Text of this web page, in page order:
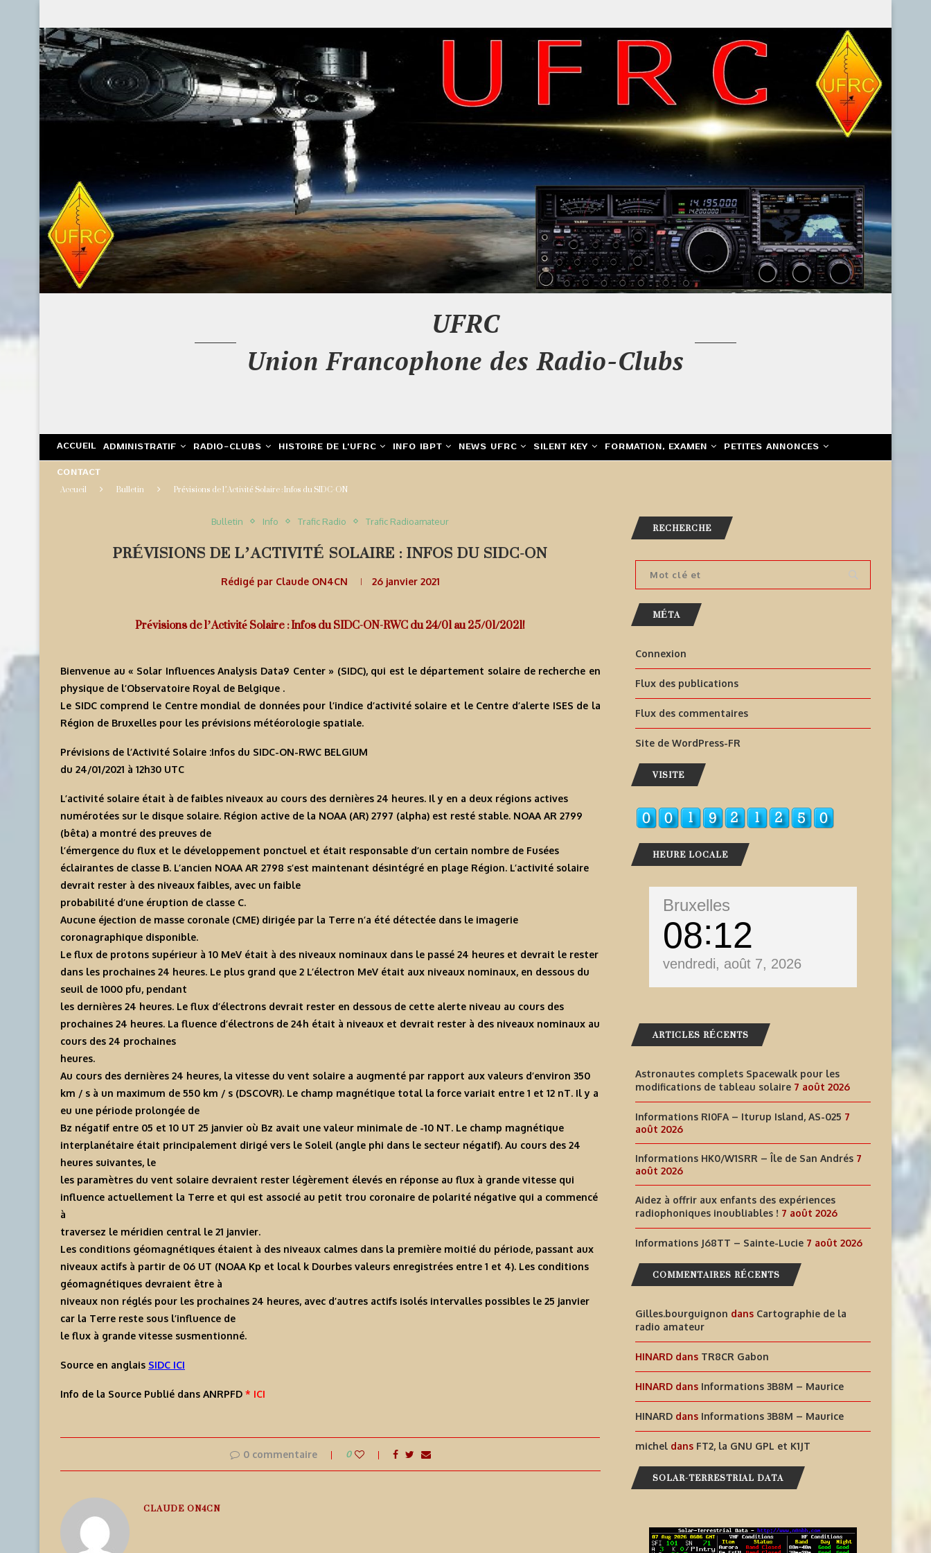
UFRC
Union Francophone des Radio-Clubs
ACCUEIL ADMINISTRATIF RADIO-CLUBS HISTOIRE DE L’UFRC INFO IBPT NEWS UFRC SILENT KEY FORMATION, EXAMEN PETITES ANNONCES
CONTACT
Accueil Bulletin Prévisions de l’Activité Solaire : Infos du SIDC-ON
Bulletin Info Trafic Radio Trafic Radioamateur
PRÉVISIONS DE L’ACTIVITÉ SOLAIRE : INFOS DU SIDC-ON
Rédigé par Claude ON4CN 26 janvier 2021
Prévisions de l’Activité Solaire : Infos du SIDC-ON-RWC du 24/01 au 25/01/2021!
Bienvenue au « Solar Influences Analysis Data9 Center » (SIDC), qui est le département solaire de recherche en
physique de l’Observatoire Royal de Belgique .
Le SIDC comprend le Centre mondial de données pour l’indice d’activité solaire et le Centre d’alerte ISES de la
Région de Bruxelles pour les prévisions météorologie spatiale.
Prévisions de l’Activité Solaire :Infos du SIDC-ON-RWC BELGIUM
du 24/01/2021 à 12h30 UTC
L’activité solaire était à de faibles niveaux au cours des dernières 24 heures. Il y en a deux régions actives
numérotées sur le disque solaire. Région active de la NOAA (AR) 2797 (alpha) est resté stable. NOAA AR 2799
(bêta) a montré des preuves de
l’émergence du flux et le développement ponctuel et était responsable d’un certain nombre de Fusées
éclairantes de classe B. L’ancien NOAA AR 2798 s’est maintenant désintégré en plage Région. L’activité solaire
devrait rester à des niveaux faibles, avec un faible
probabilité d’une éruption de classe C.
Aucune éjection de masse coronale (CME) dirigée par la Terre n’a été détectée dans le imagerie
coronagraphique disponible.
Le flux de protons supérieur à 10 MeV était à des niveaux nominaux dans le passé 24 heures et devrait le rester
dans les prochaines 24 heures. Le plus grand que 2 L’électron MeV était aux niveaux nominaux, en dessous du
seuil de 1000 pfu, pendant
les dernières 24 heures. Le flux d’électrons devrait rester en dessous de cette alerte niveau au cours des
prochaines 24 heures. La fluence d’électrons de 24h était à niveaux et devrait rester à des niveaux nominaux au
cours des 24 prochaines
heures.
Au cours des dernières 24 heures, la vitesse du vent solaire a augmenté par rapport aux valeurs d’environ 350
km / s à un maximum de 550 km / s (DSCOVR). Le champ magnétique total la force variait entre 1 et 12 nT. Il y a
eu une période prolongée de
Bz négatif entre 05 et 10 UT 25 janvier où Bz avait une valeur minimale de -10 NT. Le champ magnétique
interplanétaire était principalement dirigé vers le Soleil (angle phi dans le secteur négatif). Au cours des 24
heures suivantes, le
les paramètres du vent solaire devraient rester légèrement élevés en réponse au flux à grande vitesse qui
influence actuellement la Terre et qui est associé au petit trou coronaire de polarité négative qui a commencé
à
traversez le méridien central le 21 janvier.
Les conditions géomagnétiques étaient à des niveaux calmes dans la première moitié du période, passant aux
niveaux actifs à partir de 06 UT (NOAA Kp et local k Dourbes valeurs enregistrées entre 1 et 4). Les conditions
géomagnétiques devraient être à
niveaux non réglés pour les prochaines 24 heures, avec d’autres actifs isolés intervalles possibles le 25 janvier
car la Terre reste sous l’influence de
le flux à grande vitesse susmentionné.
Source en anglais SIDC ICI
Info de la Source Publié dans ANRPFD * ICI
0 commentaire 0
CLAUDE ON4CN
RECHERCHE
MÉTA
Connexion
Flux des publications
Flux des commentaires
Site de WordPress-FR
VISITE
HEURE LOCALE
Bruxelles
08 12
vendredi, août 7, 2026
ARTICLES RÉCENTS
Astronautes complets Spacewalk pour les
modifications de tableau solaire 7 août 2026
Informations RI0FA – Iturup Island, AS-025 7
août 2026
Informations HK0/W1SRR – Île de San Andrés 7
août 2026
Aidez à offrir aux enfants des expériences
radiophoniques inoubliables ! 7 août 2026
Informations J68TT – Sainte-Lucie 7 août 2026
COMMENTAIRES RÉCENTS
Gilles.bourguignon dans Cartographie de la
radio amateur
HINARD dans TR8CR Gabon
HINARD dans Informations 3B8M – Maurice
HINARD dans Informations 3B8M – Maurice
michel dans FT2, la GNU GPL et K1JT
SOLAR-TERRESTRIAL DATA